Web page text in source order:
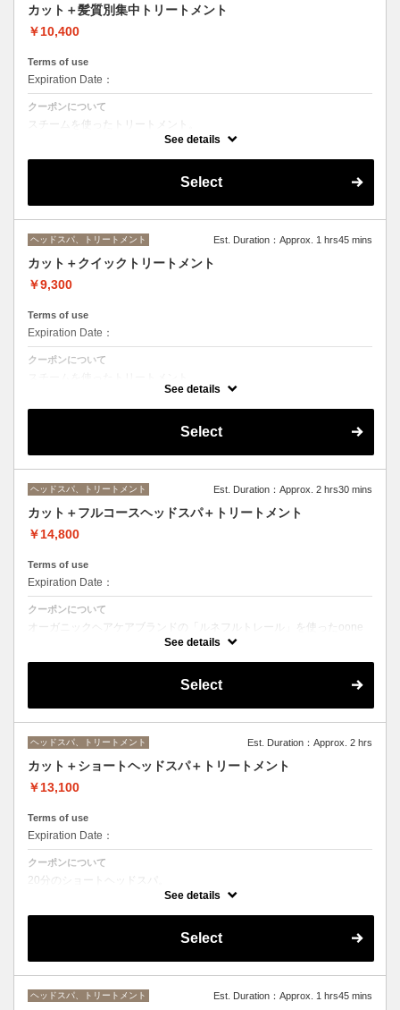
カット＋髪質別集中トリートメント
￥10,400
Terms of use
Expiration Date：
クーポンについて
スチームを使ったトリートメント。
髪質によりトリートメントを使い分け補修していきます。
シャンプー台でリラックスして頂いた状態で施術していきます。
See details
Select
ヘッドスパ、トリートメント Est. Duration：Approx. 1 hrs45 mins
カット＋クイックトリートメント
￥9,300
Terms of use
Expiration Date：
クーポンについて
シャンプー台でリラックスして頂いた状態で施術していきます。
See details
Select
ヘッドスパ、トリートメント Est. Duration：Approx. 2 hrs30 mins
カット＋フルコースヘッドスパ＋トリートメント
￥14,800
Terms of use
Expiration Date：
クーポンについて
オーガニックヘアケアブランドの「ルネフルトレール」を使ったoone
が自信を持っておすすめするヘッドスパです。
スパヘッドスパの施術時間は４５分になります。
髪質別集中トリートメント→¥15400
See details
Select
ヘッドスパ、トリートメント Est. Duration：Approx. 2 hrs
カット＋ショートヘッドスパ＋トリートメント
￥13,100
Terms of use
Expiration Date：
クーポンについて
20分のショートヘッドスパ。
トリートメントの種類によって料金が異なります。
クイックトリートメント→¥13100
See details
Select
ヘッドスパ、トリートメント Est. Duration：Approx. 1 hrs45 mins